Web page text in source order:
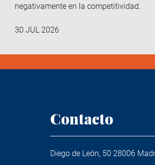
negativamente en la competitividad.
30 JUL 2026
Contacto
Diego de León, 50 28006